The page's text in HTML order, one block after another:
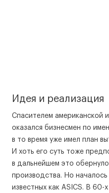
Идея и реализация
Спасителем американской
оказался бизнесмен по
в то время уже имел план
И хоть его суть тоже
в дальнейшем это
производства. Но
известных как ASICS. В 60-